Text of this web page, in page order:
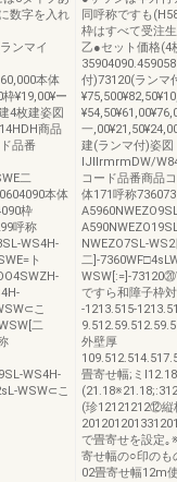
数字を入れ
ンマイ
本体
¥19,00¥ー
4枚建姿図
商品
品番
二
本体
枠
呼称
WS4H-
ト
こ
二
WS4H-
WSW⊂こ
同呼称ですも
枠はすべて受注
乙●セット価格(4
付)73120(ランマ
一
建(ランマ付)姿図
lJIlrmrmDW/
コード品番商品
体171呼称
NWEZO7SL-
二]-
WSW[:=]-
ですら和障子枠
-1213.515-
外壁厚
畳寄せ幅;ミ
(珍12121212⑫縦
で畳寄せを設定｡
寄せ幅の○印のも
02畳寄せ幅12m